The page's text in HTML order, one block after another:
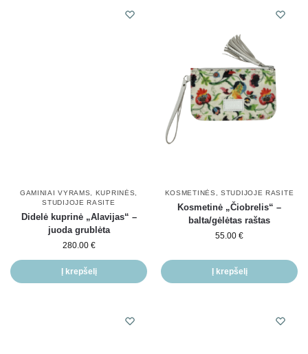
GAMINIAI VYRAMS KUPRINĖS
STUDIJOJE RASITE
Didelė kuprinė „Alavijas“ –
juoda grublėta
280.00 €
Į krepšelį
KOSMETINĖS ,STUDIJOJE RASITE
Kosmetinė „Čiobrelis“ –
balta/gėlėtas raštas
55.00 €
Į krepšelį